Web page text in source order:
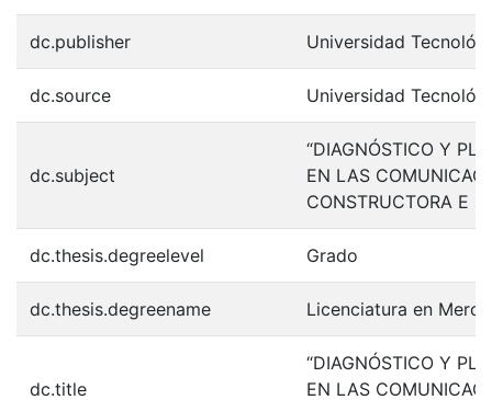
dc.publisher Universidad
dc.source Universidad
dc.subject
“DIAGNÓSTICO Y
EN LAS
CONSTRUCTORA E
dc.thesis.degreelevel Grado
dc.thesis.degreename Licenciatura en
dc.title
“DIAGNÓSTICO Y
EN LAS